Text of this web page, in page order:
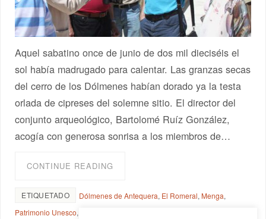
Aquel sabatino once de junio de dos mil dieciséis el
sol había madrugado para calentar. Las granzas secas
del cerro de los Dólmenes habían dorado ya la testa
orlada de cipreses del solemne sitio. El director del
conjunto arqueológico, Bartolomé Ruíz González,
acogía con generosa sonrisa a los miembros de…
CONTINUE READING
ETIQUETADO Dólmenes de Antequera, El Romeral, Menga,
Patrimonio Unesco,